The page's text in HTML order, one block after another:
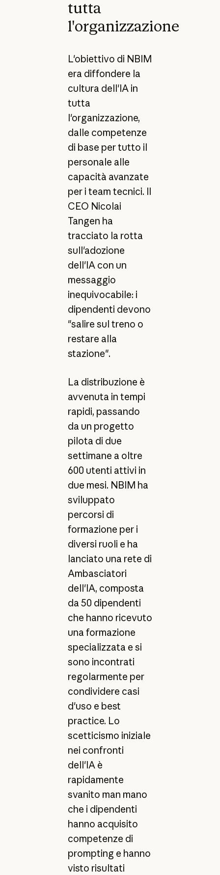
tutta
l'organizzazione
L'obiettivo di NBIM
era diffondere la
cultura dell'IA in
tutta
l'organizzazione,
dalle competenze
di base per tutto il
personale alle
capacità avanzate
per i team tecnici. Il
CEO Nicolai
Tangen ha
tracciato la rotta
sull'adozione
dell'IA con un
messaggio
inequivocabile: i
dipendenti devono
"salire sul treno o
restare alla
stazione".
La distribuzione è
avvenuta in tempi
rapidi, passando
da un progetto
pilota di due
settimane a oltre
600 utenti attivi in
due mesi. NBIM ha
sviluppato
percorsi di
formazione per i
diversi ruoli e ha
lanciato una rete di
Ambasciatori
dell'IA, composta
da 50 dipendenti
che hanno ricevuto
una formazione
specializzata e si
sono incontrati
regolarmente per
condividere casi
d'uso e best
practice. Lo
scetticismo iniziale
nei confronti
dell'IA è
rapidamente
svanito man mano
che i dipendenti
hanno acquisito
competenze di
prompting e hanno
visto risultati